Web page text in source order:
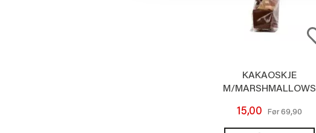
KAKAOSKJE
M/MARSHMALLOWS
15,00 Før69,90